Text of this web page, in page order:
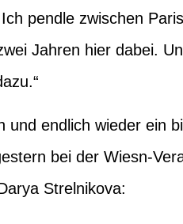
pendle zwischen
Jahren hier dabei.
und endlich wieder ein
bei der Wiesn-
Strelnikova: